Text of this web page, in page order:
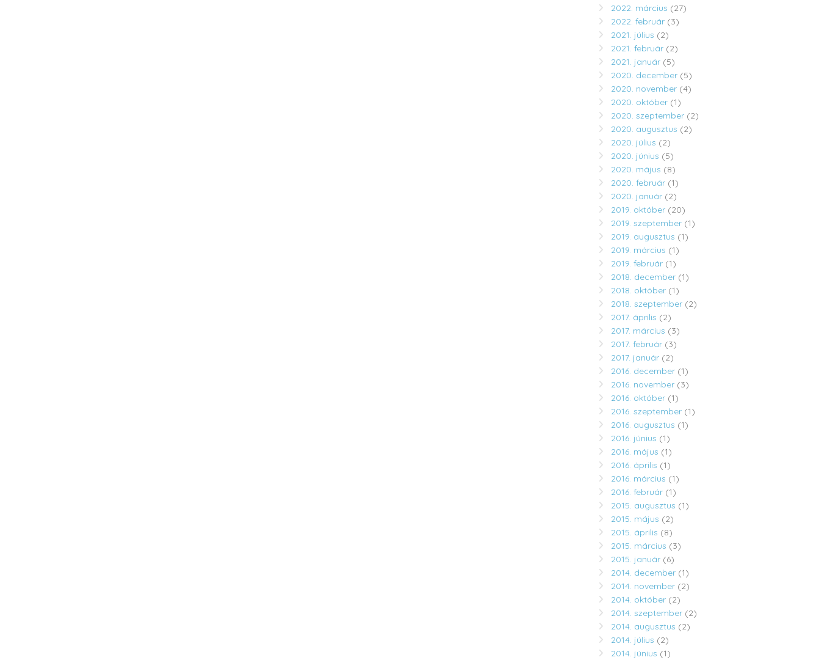
2022. március (27)
2022. február(3)
2021. július (2)
2021. február(2)
2021. január(5)
2020. december(5)
2020. november(4)
2020. október(1)
2020. szeptember(2)
2020. augusztus (2)
2020. július (2)
2020. június (5)
2020. május (8)
2020. február(1)
2020. január(2)
2019. október(20)
2019. szeptember(1)
2019. augusztus (1)
2019. március (1)
2019. február(1)
2018. december(1)
2018. október(1)
2018. szeptember(2)
2017. április (2)
2017. március (3)
2017. február(3)
2017. január(2)
2016. december(1)
2016. november(3)
2016. október(1)
2016. szeptember(1)
2016. augusztus (1)
2016. június (1)
2016. május (1)
2016. április (1)
2016. március (1)
2016. február(1)
2015. augusztus (1)
2015. május (2)
2015. április (8)
2015. március (3)
2015. január(6)
2014. december(1)
2014. november(2)
2014. október(2)
2014. szeptember(2)
2014. augusztus (2)
2014. július (2)
2014. június (1)